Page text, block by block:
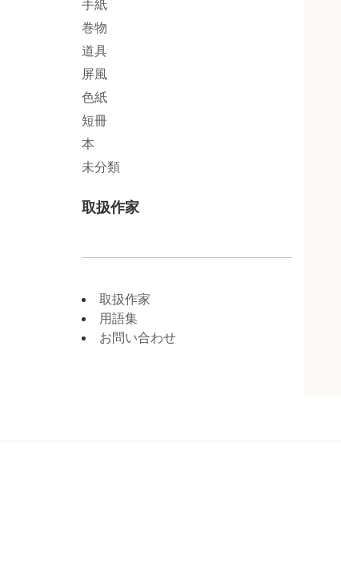
手紙
巻物
道具
屏風
色紙
短冊
本
未分類
取扱作家
取扱作家
用語集
お問い合わせ